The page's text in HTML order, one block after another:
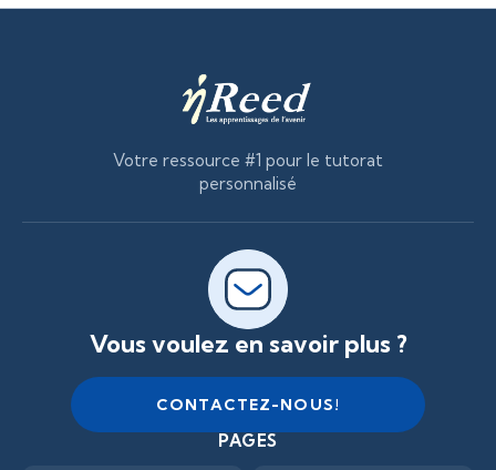
Votre ressource #1 pour le tutorat
personnalisé
Vous voulez en savoir plus ?
PAGES